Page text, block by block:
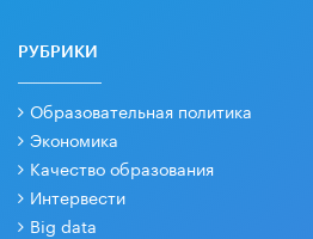
РУБРИКИ
Образовательная политика
Экономика
Качество образования
Интервести
Big data